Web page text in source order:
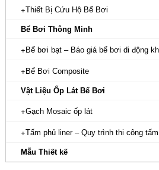
Thiết Bị Cứu Hộ Bể Bơi
Bể Bơi Thông Minh
Bể bơi bạt – Báo giá bể bơi di động
Bể Bơi Composite
Vật Liệu Ốp Lát Bể Bơi
Gạch Mosaic ốp lát
Tấm phủ liner – Quy trình thi công
Mẫu Thiết kế